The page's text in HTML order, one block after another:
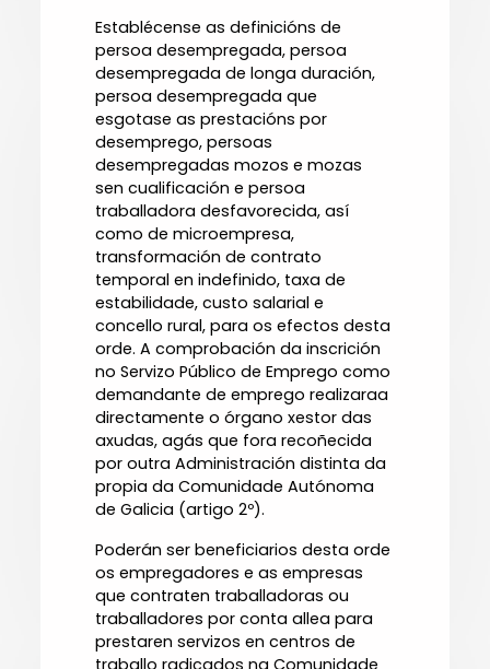
Establécense as definicións de
persoa desempregada, persoa
desempregada de longa duración,
persoa desempregada que
esgotase as prestacións por
desemprego, persoas
desempregadas mozos e mozas
sen cualificación e persoa
traballadora desfavorecida, así
como de microempresa,
transformación de contrato
temporal en indefinido, taxa de
estabilidade, custo salarial e
concello rural, para os efectos desta
orde. A comprobación da inscrición
no Servizo Público de Emprego como
demandante de emprego realizaraa
directamente o órgano xestor das
axudas, agás que fora recoñecida
por outra Administración distinta da
propia da Comunidade Autónoma
de Galicia (artigo 2º).
Poderán ser beneficiarios desta orde
os empregadores e as empresas
que contraten traballadoras ou
traballadores por conta allea para
prestaren servizos en centros de